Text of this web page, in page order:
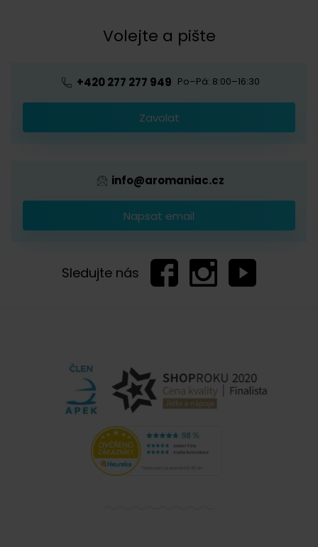
Ochrana osobních údajů
Provizní systém
Kávová akademieVolejte a pište
+420 277 277 949 Po–Pá: 8:00–16:30
Zavolat
info@aromaniac.cz
Napsat email
Sledujte nás